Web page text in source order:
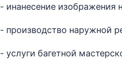
- инанесение изображения
- производство наружной
- услуги багетной